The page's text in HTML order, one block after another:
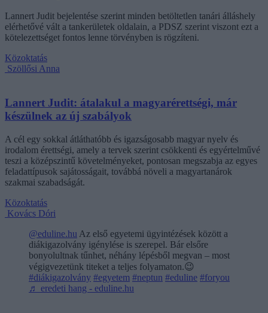
Lannert Judit bejelentése szerint minden betöltetlen tanári álláshely
elérhetővé vált a tankerületek oldalain, a PDSZ szerint viszont ezt a
kötelezettséget fontos lenne törvényben is rögzíteni.
Közoktatás
Szöllősi Anna
Lannert Judit: átalakul a magyarérettségi, már
készülnek az új szabályok
A cél egy sokkal átláthatóbb és igazságosabb magyar nyelv és
irodalom érettségi, amely a tervek szerint csökkenti és egyértelművé
teszi a középszintű követelményeket, pontosan megszabja az egyes
feladattípusok sajátosságait, továbbá növeli a magyartanárok
szakmai szabadságát.
Közoktatás
Kovács Dóri
@eduline.hu Az első egyetemi ügyintézések között a
diákigazolvány igénylése is szerepel. Bár elsőre
bonyolultnak tűnhet, néhány lépésből megvan – most
végigvezetünk titeket a teljes folyamaton.😉
#diákigazolvány #egyetem #neptun #eduline #foryou
♬ eredeti hang - eduline.hu